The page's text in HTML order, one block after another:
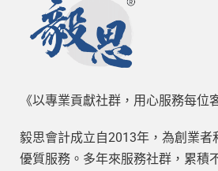
《以專業貢獻社群，用心服務每位
毅思會計成立自2013年，為創業者
優質服務。多年來服務社群，累積